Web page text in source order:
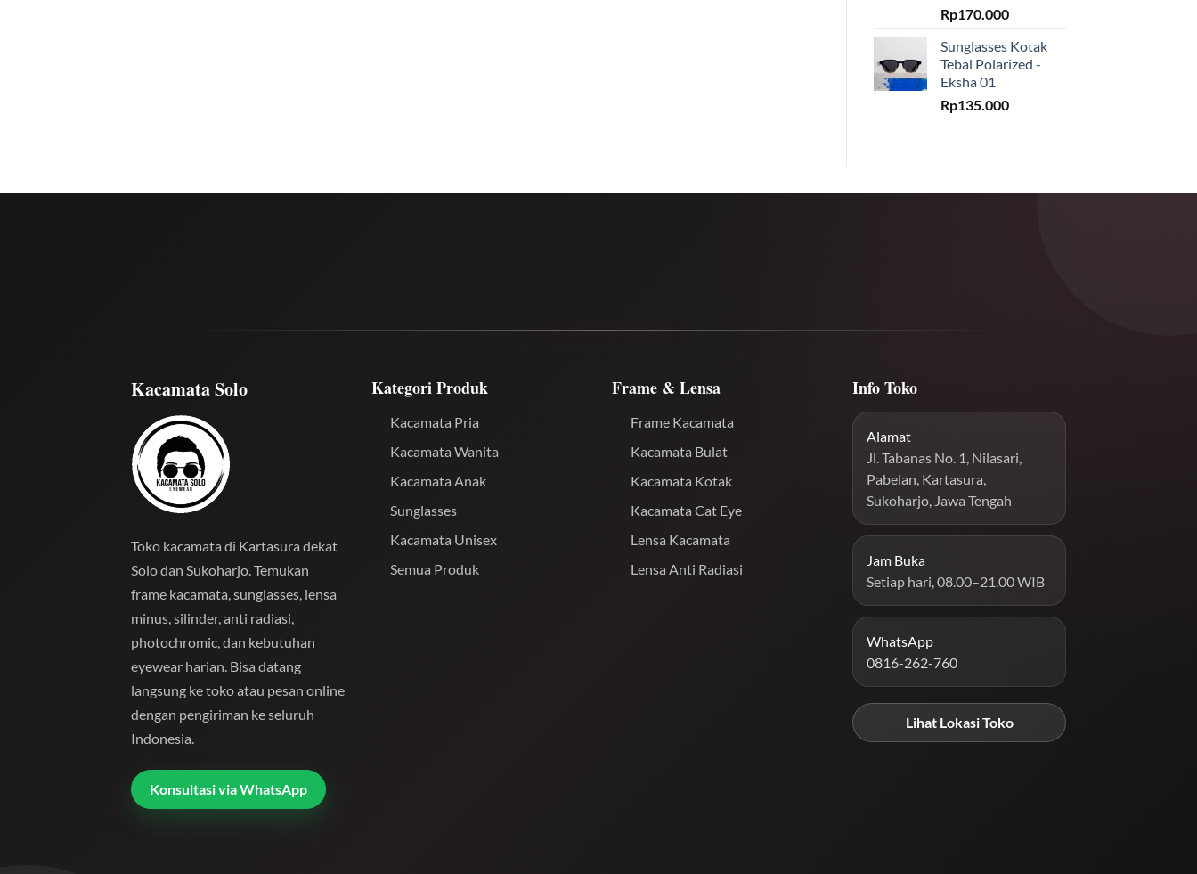
Rp170.000
Sunglasses Kotak
Tebal Polarized -
Eksha 01
Rp135.000
Kacamata Solo
Toko kacamata di Kartasura dekat
Solo dan Sukoharjo. Temukan
frame kacamata, sunglasses, lensa
minus, silinder, anti radiasi,
photochromic, dan kebutuhan
eyewear harian. Bisa datang
langsung ke toko atau pesan online
dengan pengiriman ke seluruh
Indonesia.
Konsultasi via WhatsApp
Kategori Produk
Kacamata Pria
Kacamata Wanita
Kacamata Anak
Sunglasses
Kacamata Unisex
Semua Produk
Frame & Lensa
Frame Kacamata
Kacamata Bulat
Kacamata Kotak
Kacamata Cat Eye
Lensa Kacamata
Lensa Anti Radiasi
Info Toko
Alamat
Jl. Tabanas No. 1, Nilasari,
Pabelan, Kartasura,
Sukoharjo, Jawa Tengah
Jam Buka
Setiap hari, 08.00–21.00 WIB
WhatsApp
0816-262-760
Lihat Lokasi Toko